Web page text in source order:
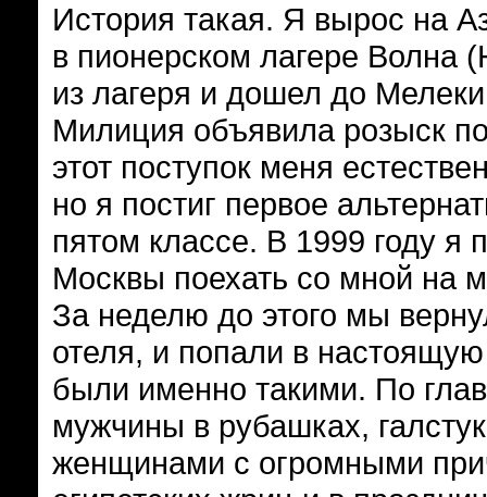
История такая. Я вырос на
в пионерском лагере
из лагеря и дошел до
Милиция объявила розыск
этот поступок меня
но я постиг первое
пятом классе. В 1999 году я
Москвы поехать со мной на
За неделю до этого мы
отеля, и попали в
были именно такими. По
мужчины в рубашках,
женщинами с огромными